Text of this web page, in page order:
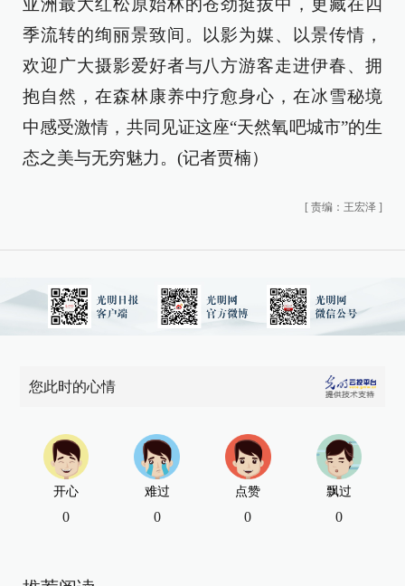
亚洲最大红松原始林的苍劲挺拔中，更藏在四
季流转的绚丽景致间。以影为媒、以景传情，
欢迎广大摄影爱好者与八方游客走进伊春、拥
抱自然，在森林康养中疗愈身心，在冰雪秘境
中感受激情，共同见证这座“天然氧吧城市”的生
态之美与无穷魅力。(记者贾楠）
[ 责编：王宏泽 ]
您此时的心情
开心
0
难过
0
点赞
0
飘过
0